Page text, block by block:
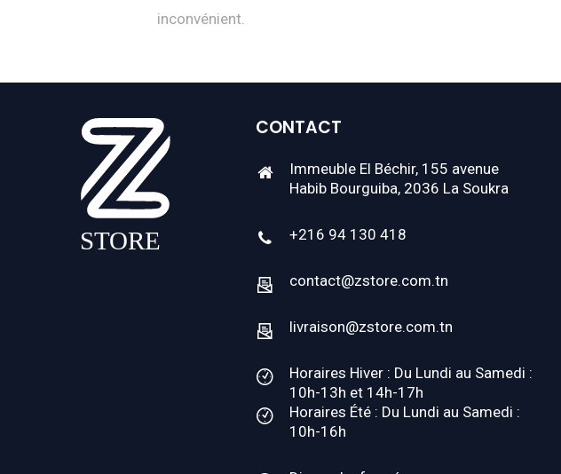
inconvénient.
CONTACT
Immeuble El Béchir, 155 avenue
Habib Bourguiba, 2036 La Soukra
+216 94 130 418
contact@zstore.com.tn
livraison@zstore.com.tn
Horaires Hiver : Du Lundi au Samedi :
10h-13h et 14h-17h
Horaires Été : Du Lundi au Samedi :
10h-16h